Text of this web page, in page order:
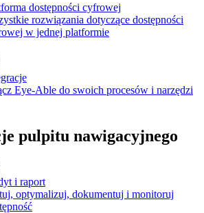
dostępności cyfrowej
rozwiązania dotyczące dostępności
w jednej platformie
Eye-Able do swoich procesów i narzędzi
pulpitu nawigacyjnego
i raport
optymalizuj, dokumentuj i monitoruj